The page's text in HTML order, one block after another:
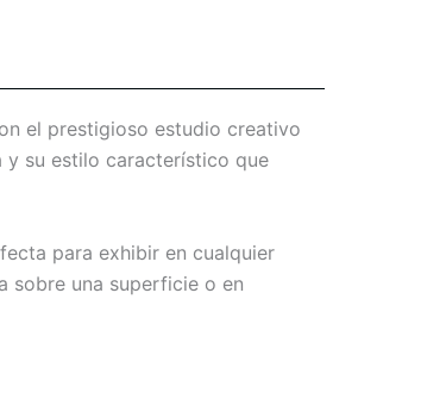
el prestigioso estudio creativo
y su estilo característico que
para exhibir en cualquier
sobre una superficie o en